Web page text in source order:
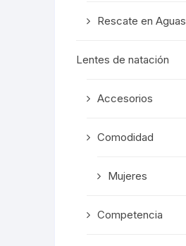
Rescate en Aguas
Lentes de natación
Accesorios
Comodidad
Mujeres
Competencia